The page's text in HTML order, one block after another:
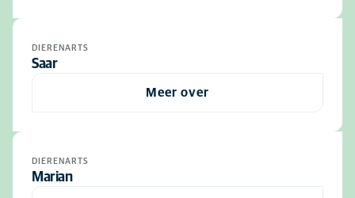
DIERENARTS
Saar
Meer over
DIERENARTS
Marian